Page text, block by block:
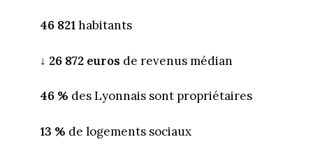
46 821habitants
↓ 26 872 euros de revenus médian
46 % des Lyonnais sont propriétaires
13 % de logements sociaux